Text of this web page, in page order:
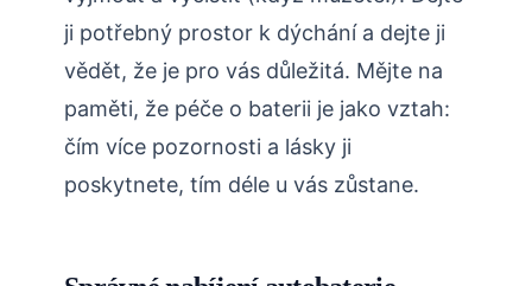
ji potřebný prostor k dýchání a dejte ji
vědět, že je pro vás důležitá. Mějte na
paměti, že péče o baterii je jako vztah:
čím více pozornosti a lásky ji
poskytnete, tím déle u vás zůstane.